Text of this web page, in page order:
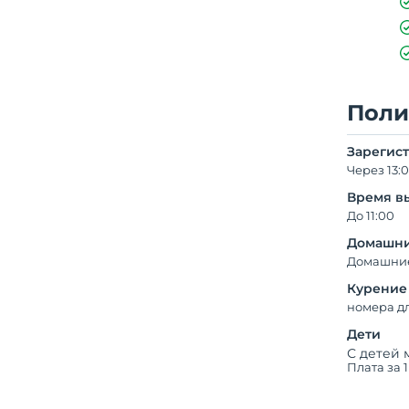
Через
Время
До 11:00
Курение
номера
Дети
С детей
Плата за